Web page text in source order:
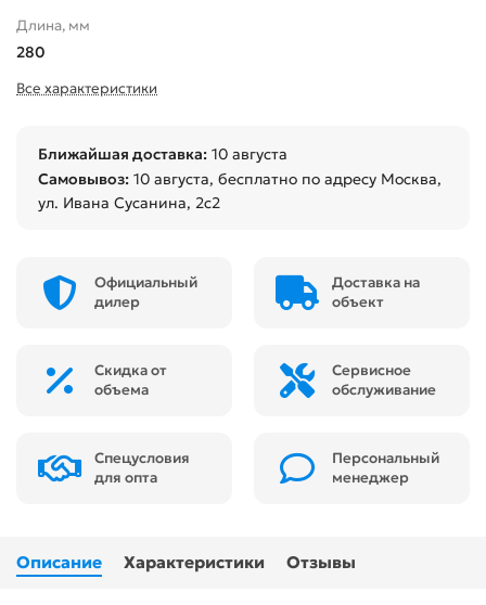
Длина, мм
280
Все характеристики
Ближайшая доставка: 10 августа
Самовывоз: 10 августа, бесплатно по адресу Москва,
ул. Ивана Сусанина, 2с2
Официальный
дилер
Доставка на
объект
Скидка от
объема
Сервисное
обслуживание
Спецусловия
для опта
Персональный
менеджер
Описание Характеристики Отзывы